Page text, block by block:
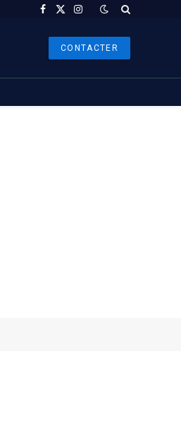
Facebook
X
Instagram
CONTACTER